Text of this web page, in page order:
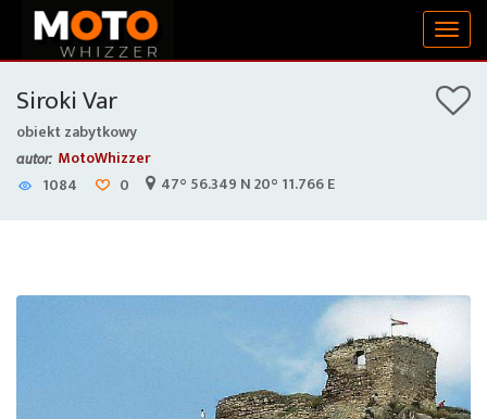
Siroki Var
obiekt zabytkowy
autor: MotoWhizzer
1084
0 47° 56.349 N 20° 11.766 E